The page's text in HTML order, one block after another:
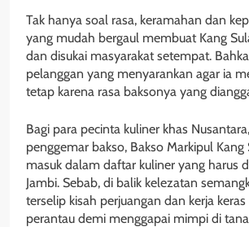
Tak hanya soal rasa, keramahan dan
yang mudah bergaul membuat Kang
dan disukai masyarakat setempat.
pelanggan yang menyarankan agar ia
tetap karena rasa baksonya yang
Bagi para pecinta kuliner khas
penggemar bakso, Bakso Markipul Kang
masuk dalam daftar kuliner yang harus
Jambi. Sebab, di balik kelezatan
terselip kisah perjuangan dan kerja
perantau demi menggapai mimpi di